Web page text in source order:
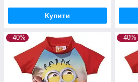
Купити
–40% –40%